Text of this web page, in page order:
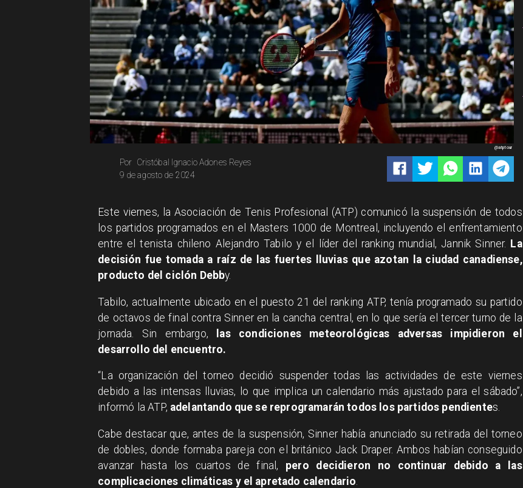
Cristóbal Ignacio Adones Reyes
Por
9 de agosto de 2024
@atptour
Este viernes, la Asociación de Tenis Profesional (ATP) comunicó la suspensión de todos
los partidos programados en el Masters 1000 de Montreal, incluyendo el enfrentamiento
entre el tenista chileno Alejandro Tabilo y el líder del ranking mundial, Jannik Sinner. La
decisión fue tomada a raíz de las fuertes lluvias que azotan la ciudad canadiense,
producto del ciclón Debby.
Tabilo, actualmente ubicado en el puesto 21 del ranking ATP, tenía programado su partido
de octavos de final contra Sinner en la cancha central, en lo que sería el tercer turno de la
jornada. Sin embargo,
las condiciones meteorológicas adversas impidieron el
desarrollo del encuentro.
“La organización del torneo decidió suspender todas las actividades de este viernes
debido a las intensas lluvias, lo que implica un calendario más ajustado para el sábado”,
informó la ATP, adelantando que se reprogramarán todos los partidos pendientes.
Cabe destacar que, antes de la suspensión, Sinner había anunciado su retirada del torneo
de dobles, donde formaba pareja con el británico Jack Draper. Ambos habían conseguido
avanzar hasta los cuartos de final, pero decidieron no continuar debido a las
complicaciones climáticas y el apretado calendario